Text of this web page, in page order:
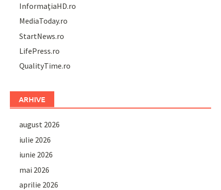
InformațiaHD.ro
MediaToday.ro
StartNews.ro
LifePress.ro
QualityTime.ro
ARHIVE
august 2026
iulie 2026
iunie 2026
mai 2026
aprilie 2026